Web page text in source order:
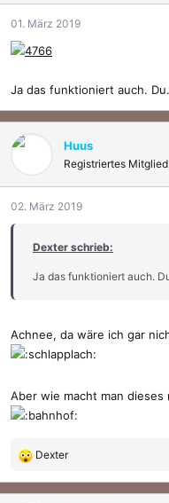
01. März 2019
Ja das funktioniert auch.
Huus
Registriertes Mitglied
02. März 2019
Dexter schrieb:
Ja das funktioniert auch.
Achnee, da wäre ich gar
Aber wie macht man dieses
R
e
a
Dexter